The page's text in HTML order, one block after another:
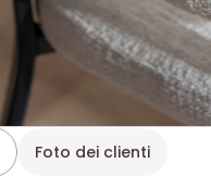
Foto dei clienti